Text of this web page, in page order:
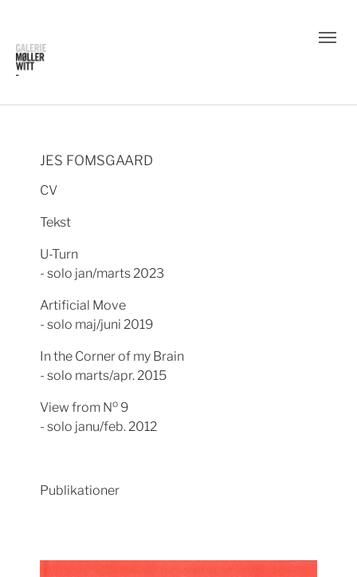
JES FOMSGAARD
CV
Tekst
U-Turn
- solo jan/marts 2023
Artificial Move
- solo maj/juni 2019
In the Corner of my Brain
- solo marts/apr. 2015
View from No 9
- solo janu/feb. 2012
Publikationer
Show larger version